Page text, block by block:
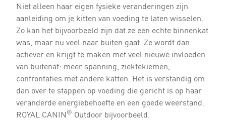
Niet alleen haar eigen fysieke veranderingen zijn
aanleiding om je kitten van voeding te laten wisselen.
Zo kan het bijvoorbeeld zijn dat ze een echte binnenkat
was, maar nu veel naar buiten gaat. Ze wordt dan
actiever en krijgt te maken met veel nieuwe invloeden
van buitenaf: meer spanning, ziektekiemen,
confrontaties met andere katten. Het is verstandig om
dan over te stappen op voeding die gericht is op haar
veranderde energiebehoefte en een goede weerstand.
ROYAL CANIN® Outdoor bijvoorbeeld.